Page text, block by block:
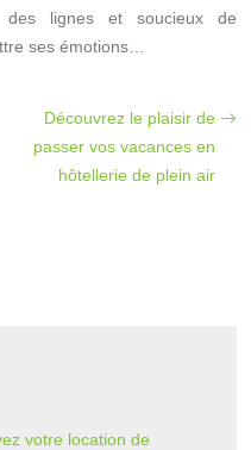
lignes et soucieux de
ses émotions…
Découvrez le plaisir de
passer vos vacances en
hôtellerie de plein air
votre location de